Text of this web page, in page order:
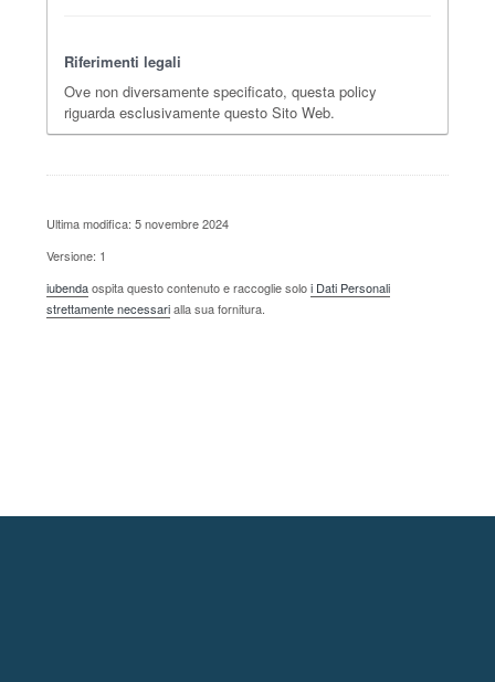
Riferimenti legali
Ove non diversamente specificato, questa policy
riguarda esclusivamente questo Sito Web.
Ultima modifica: 5 novembre 2024
Versione: 1
iubendaospita questo contenuto e raccoglie soloi Dati Personali
strettamente necessarialla sua fornitura.